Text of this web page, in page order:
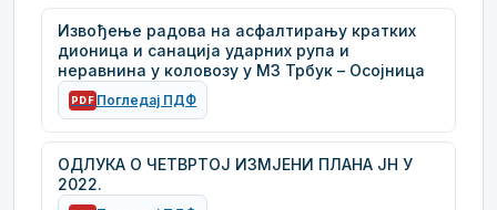
Извођење радова на асфалтирању кратких
дионица и санација ударних рупа и
неравнина у коловозу у МЗ Трбук – Осојница
PDF Погледај ПДФ
ОДЛУКА О ЧЕТВРТОЈ ИЗМЈЕНИ ПЛАНА ЈН У
2022.